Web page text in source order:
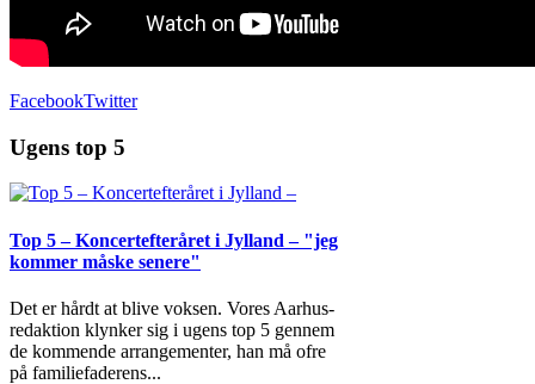
FacebookTwitter
Ugens top 5
Top 5 – Koncertefteråret i Jylland – "jeg
kommer måske senere"
Det er hårdt at blive voksen. Vores Aarhus-
redaktion klynker sig i ugens top 5 gennem
de kommende arrangementer, han må ofre
på familiefaderens...